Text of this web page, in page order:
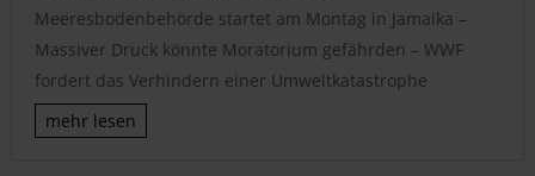
Meeresbodenbehörde startet am Montag in Jamaika –
Massiver Druck könnte Moratorium gefährden – WWF
fordert das Verhindern einer Umweltkatastrophe
mehr lesen